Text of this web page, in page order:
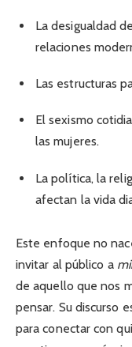
La desigualdad
relaciones
Las estructuras
El sexismo
las mujeres.
La política, la
afectan la vida
Este enfoque no
invitar al público a
de aquello que nos
pensar. Su discurso
para conectar con